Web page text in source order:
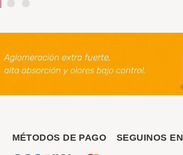
MÉTODOS DE PAGO SEGUINOS EN